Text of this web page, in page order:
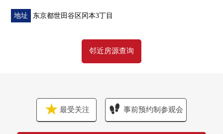
地址 东京都世田谷区冈本3丁目
邻近房源查询
最受关注 事前预约制参观会